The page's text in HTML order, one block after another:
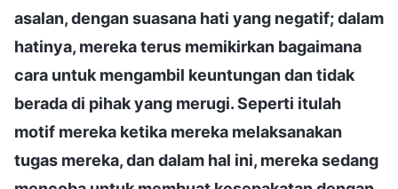
asalan, dengan suasana hati yang negatif; dalam
hatinya, mereka terus memikirkan bagaimana
cara untuk mengambil keuntungan dan tidak
berada di pihak yang merugi. Seperti itulah
motif mereka ketika mereka melaksanakan
tugas mereka, dan dalam hal ini, mereka sedang